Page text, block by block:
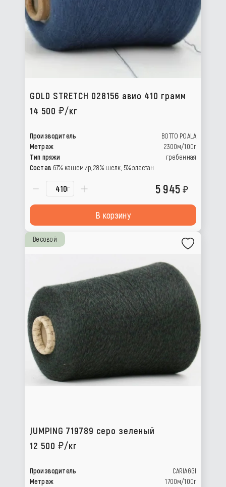
GOLD STRETCH 028156 авио 410 грамм
14 500
/кг
Производитель
BOTTO POALA
Метраж
2300м/100г
Тип пряжи
гребенная
Состав 67% кашемир, 28% шелк, 5% эластан
г 5 945
В корзину
Весовой
JUMPING 719789 серо зеленый
12 500
/кг
Производитель
CARIAGGI
Метраж
1700м/100г